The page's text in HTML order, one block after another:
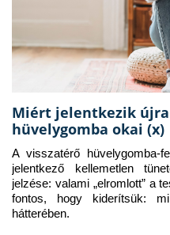
Miért jelentkezik újra
hüvelygomba okai (x)
A visszatérő hüvelygomba-
jelentkező kellemetlen
jelzése: valami „elromlott” a
fontos, hogy kiderítsük:
hátterében.